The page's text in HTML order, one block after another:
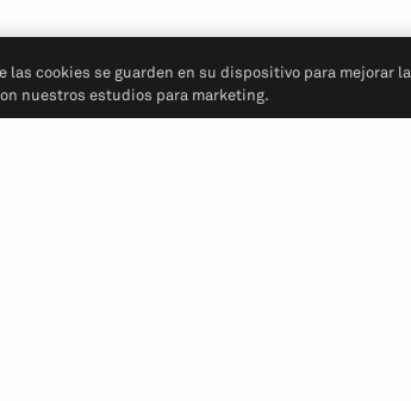
las cookies se guarden en su dispositivo para mejorar la
nuestros estudios para marketing.